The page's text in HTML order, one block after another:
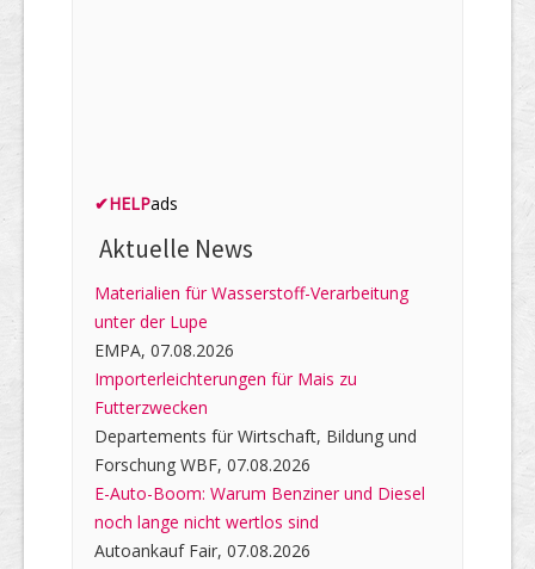
✔HELPads
Aktuelle News
Materialien für Wasserstoff-Verarbeitung
unter der Lupe
EMPA, 07.08.2026
Importerleichterungen für Mais zu
Futterzwecken
Departements für Wirtschaft, Bildung und
Forschung WBF, 07.08.2026
E-Auto-Boom: Warum Benziner und Diesel
noch lange nicht wertlos sind
Autoankauf Fair, 07.08.2026